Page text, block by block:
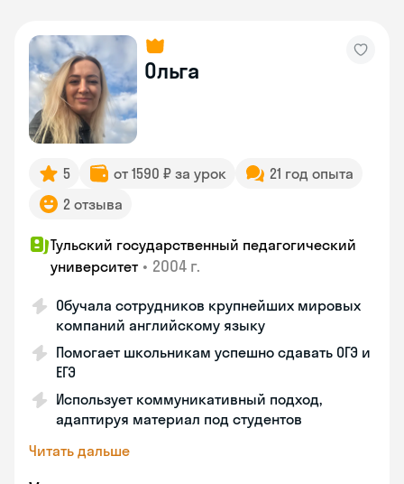
Ольга
5 от 1590 ₽ за урок
21 год опыта
2 отзыва
Тульский государственный педагогический
университет • 2004 г.
Обучала сотрудников крупнейших мировых
компаний английскому языку
Помогает школьникам успешно сдавать ОГЭ и
ЕГЭ
Использует коммуникативный подход,
адаптируя материал под студентов
Читать дальше